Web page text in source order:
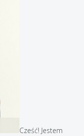
Cześć! Jestem